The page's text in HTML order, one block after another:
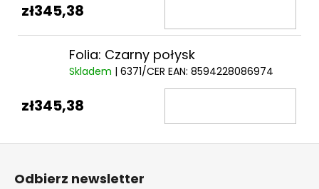
zł345,38
Folia: Czarny połysk
Skladem | 6371/CER EAN: 8594228086974
zł345,38
Odbierz newsletter